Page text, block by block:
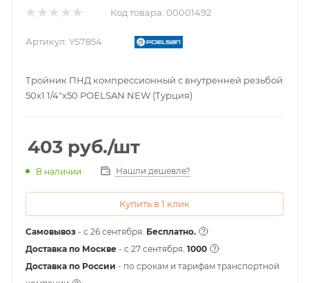
Код товара: 00001492
Артикул: YS7854
Тройник ПНД компрессионный с внутренней резьбой
50х1 1/4"х50 POELSAN NEW (Турция)
403 руб./шт
В наличии Нашли дешевле?
Купить в 1 клик
Самовывоз - с 26 сентября. Бесплатно.
Доставка по Москве - c 27 сентября. 1000
Доставка по России - по срокам и тарифам транспортной